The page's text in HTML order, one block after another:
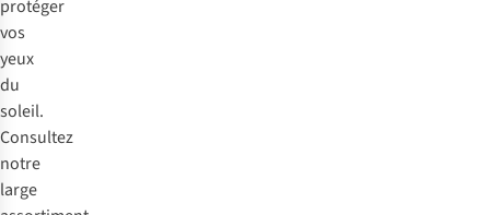
protéger
vos
yeux
du
soleil.
Consultez
notre
large